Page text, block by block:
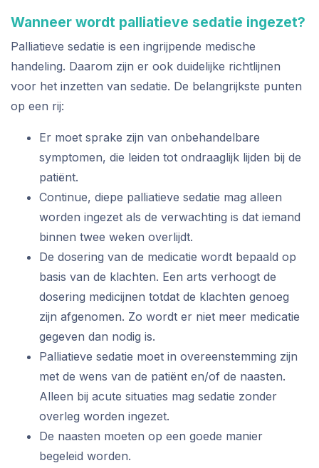
Wanneer wordt palliatieve sedatie ingezet?
Palliatieve sedatie is een ingrijpende medische
handeling. Daarom zijn er ook duidelijke richtlijnen
voor het inzetten van sedatie. De belangrijkste punten
op een rij:
Er moet sprake zijn van onbehandelbare
symptomen, die leiden tot ondraaglijk lijden bij de
patiënt.
Continue, diepe palliatieve sedatie mag alleen
worden ingezet als de verwachting is dat iemand
binnen twee weken overlijdt.
De dosering van de medicatie wordt bepaald op
basis van de klachten. Een arts verhoogt de
dosering medicijnen totdat de klachten genoeg
zijn afgenomen. Zo wordt er niet meer medicatie
gegeven dan nodig is.
Palliatieve sedatie moet in overeenstemming zijn
met de wens van de patiënt en/of de naasten.
Alleen bij acute situaties mag sedatie zonder
overleg worden ingezet.
De naasten moeten op een goede manier
begeleid worden.